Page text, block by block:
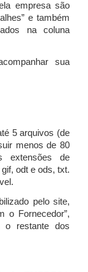
empresa são
e também
na coluna
sua
5 arquivos (de
menos de 80
extensões de
odt e ods, txt.
pelo site,
o Fornecedor”,
o restante dos